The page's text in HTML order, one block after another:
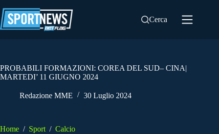
al
contenuto
Cerca
PROBABILI FORMAZIONI: COREA DEL SUD– CINA|
MARTEDI’ 11 GIUGNO 2024
Redazione MME 30 Luglio 2024
Home / Sport / Calcio